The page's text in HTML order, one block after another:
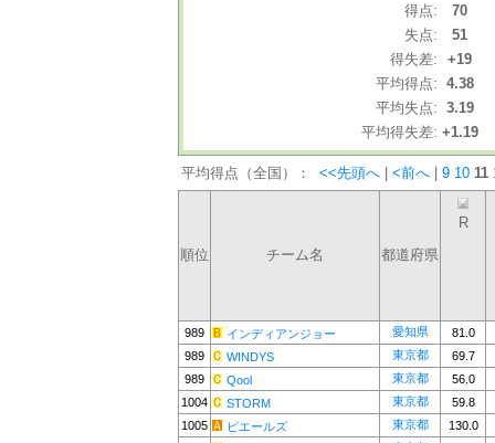
得点:
70
失点:
51
得失差:
+19
平均得点: 4.38
平均失点: 3.19
平均得失差: +1.19
平均得点（全国）： <<先頭へ <前へ 9 10 11
順位 チーム名 都道府県
R
989 インディアンジョー 愛知県
81.0
989
WINDYS 東京都
69.7
989
Qool 東京都
56.0
1004
STORM 東京都
59.8
1005
ピエールズ 東京都
130.0